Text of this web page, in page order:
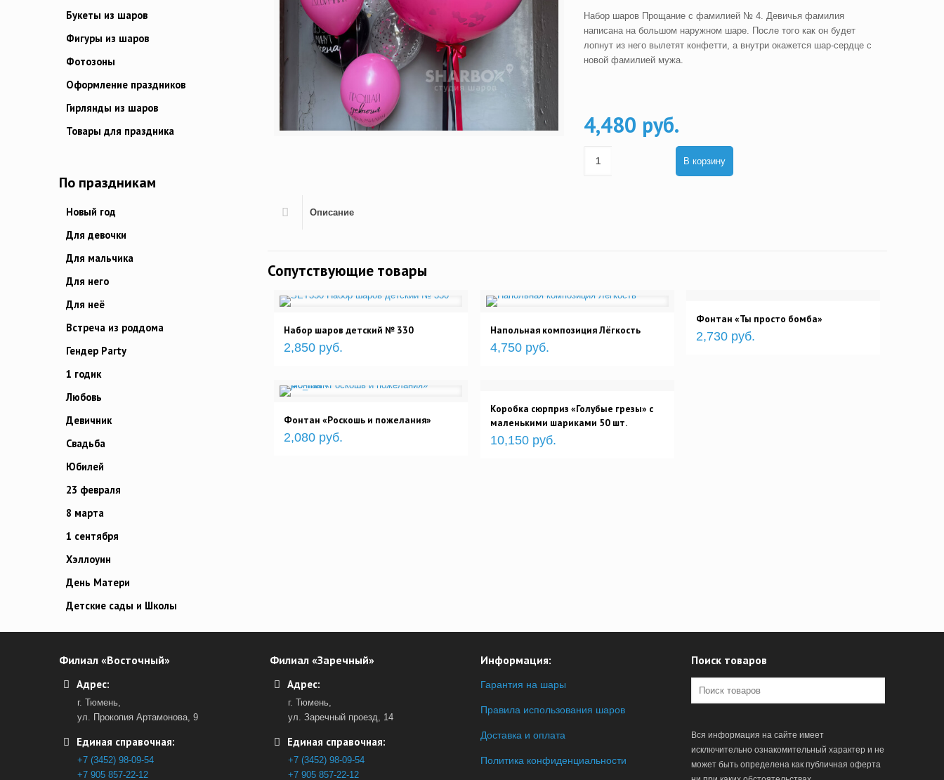
Набор шаров Прощание с фамилией № 4. Девичья фамилия
написана на большом наружном шаре. После того как он будет
лопнут из него вылетят конфетти, а внутри окажется шар-сердце с
новой фамилией мужа.
4,480 руб.
В корзину
Описание
Сопутствующие товары
Набор шаров детский № 330
2,850 руб.
Напольная композиция Лёгкость
4,750 руб.
Фонтан «Ты просто бомба»
2,730 руб.
Фонтан «Роскошь и пожелания»
2,080 руб.
Коробка сюрприз «Голубые грезы» с
маленькими шариками 50 шт.
10,150 руб.
Букеты из шаров
Фигуры из шаров
Фотозоны
Оформление праздников
Гирлянды из шаров
Товары для праздника
По праздникам
Новый год
Для девочки
Для мальчика
Для него
Для неё
Встреча из роддома
Гендер Party
1 годик
Любовь
Девичник
Свадьба
Юбилей
23 февраля
8 марта
1 сентября
Хэллоуин
День Матери
Детские сады и Школы
Филиал «Восточный»
Адрес:
г. Тюмень,
ул. Прокопия Артамонова, 9
Единая справочная:
+7 (3452) 98-09-54
+7 905 857-22-12
Филиал «Заречный»
Адрес:
г. Тюмень,
ул. Заречный проезд, 14
Единая справочная:
+7 (3452) 98-09-54
+7 905 857-22-12
Информация:
Гарантия на шары
Правила использования шаров
Доставка и оплата
Политика конфиденциальности
Поиск товаров
Вся информация на сайте имеет
исключительно ознакомительный характер и не
может быть определена как публичная оферта